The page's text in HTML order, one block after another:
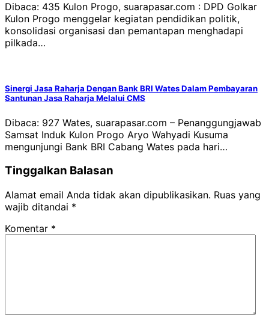
Dibaca: 435 Kulon Progo, suarapasar.com : DPD Golkar
Kulon Progo menggelar kegiatan pendidikan politik,
konsolidasi organisasi dan pemantapan menghadapi
pilkada…
Sinergi Jasa Raharja Dengan Bank BRI Wates Dalam Pembayaran
Santunan Jasa Raharja Melalui CMS
Dibaca: 927 Wates, suarapasar.com – Penanggungjawab
Samsat Induk Kulon Progo Aryo Wahyadi Kusuma
mengunjungi Bank BRI Cabang Wates pada hari…
Tinggalkan Balasan
Alamat email Anda tidak akan dipublikasikan. Ruas yang
wajib ditandai *
Komentar *